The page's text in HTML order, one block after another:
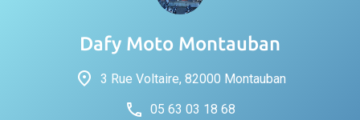
Dafy Moto Montauban
place 3 Rue Voltaire, 82000 Montauban
phone 05 63 03 18 68